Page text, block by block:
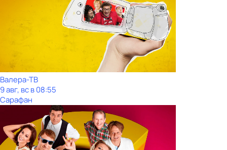
Валера-ТВ
9 авг, вс в 08:55
Сарафан